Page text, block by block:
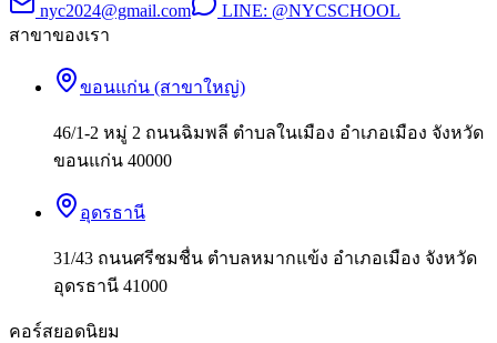
nyc2024@gmail.com LINE: @NYCSCHOOL
สาขาของเรา
ขอนแก่น (สาขาใหญ่)
46/1-2 หมู่ 2 ถนนฉิมพลี ตำบลในเมือง อำเภอเมือง จังหวัด
ขอนแก่น 40000
อุดรธานี
31/43 ถนนศรีชมชื่น ตำบลหมากแข้ง อำเภอเมือง จังหวัด
อุดรธานี 41000
คอร์สยอดนิยม